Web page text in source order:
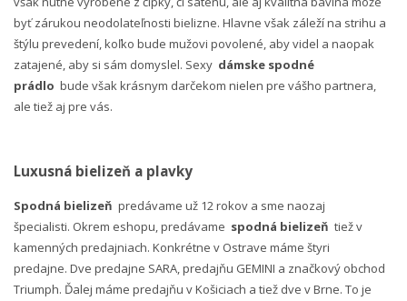
byť zárukou neodolateľnosti bielizne. Hlavne však záleží na strihu a
štýlu prevedení, koľko bude mužovi povolené, aby videl a naopak
zatajené, aby si sám domyslel. Sexy dámske spodné
prádlo bude však krásnym darčekom nielen pre vášho partnera,
ale tiež aj pre vás.
Luxusná bielizeň a plavky
Spodná bielizeň predávame už 12 rokov a sme naozaj
špecialisti. Okrem eshopu, predávame spodná bielizeň tiež v
kamenných predajniach. Konkrétne v Ostrave máme štyri
predajne. Dve predajne SARA, predajňu GEMINI a značkový obchod
Triumph. Ďalej máme predajňu v Košiciach a tiež dve v Brne. To je